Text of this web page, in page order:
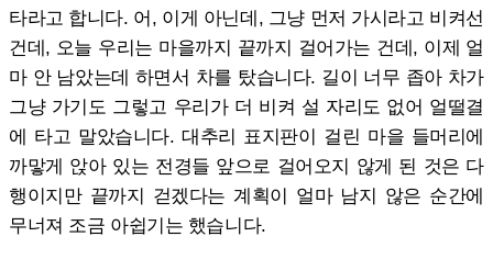
타라고 합니다. 어, 이게 아닌데, 그냥 먼저 가시라고 비켜선
건데, 오늘 우리는 마을까지 끝까지 걸어가는 건데, 이제 얼
마 안 남았는데 하면서 차를 탔습니다. 길이 너무 좁아 차가
그냥 가기도 그렇고 우리가 더 비켜 설 자리도 없어 얼떨결
에 타고 말았습니다. 대추리 표지판이 걸린 마을 들머리에
까맣게 앉아 있는 전경들 앞으로 걸어오지 않게 된 것은 다
행이지만 끝까지 걷겠다는 계획이 얼마 남지 않은 순간에
무너져 조금 아쉽기는 했습니다.